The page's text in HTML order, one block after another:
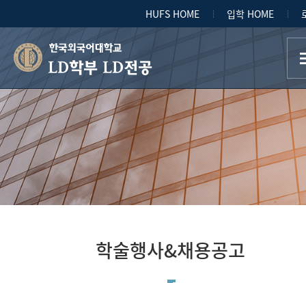
HUFS HOME 입학 HOME
LD학부 LD전공
학술행사&채용공고